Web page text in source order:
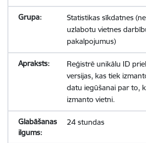
Statistikas sīkdatnes
uzlabotu vietnes
pakalpojumus)
Reģistrē unikālu ID
versijas, kas tiek
datu iegūšanai par to,
izmanto vietni.
24 stundas